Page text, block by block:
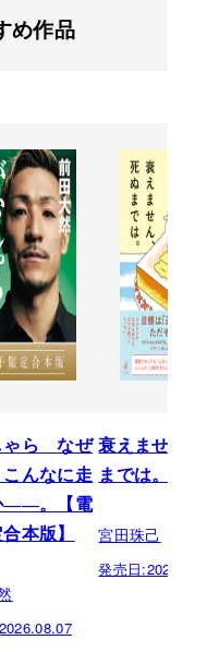
め作品
ゃら なぜ
んなに走
——。【電
本版】
2026.08.07
衰えません
までは。
宮田珠己
発売日: